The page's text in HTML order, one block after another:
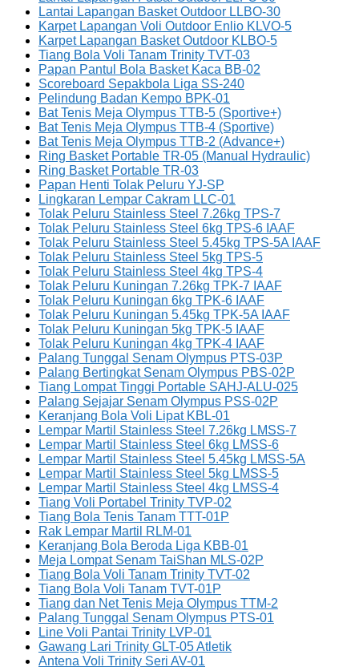
Lantai Lapangan Basket Outdoor LLBO-30
Karpet Lapangan Voli Outdoor Enlio KLVO-5
Karpet Lapangan Basket Outdoor KLBO-5
Tiang Bola Voli Tanam Trinity TVT-03
Papan Pantul Bola Basket Kaca BB-02
Scoreboard Sepakbola Liga SS-240
Pelindung Badan Kempo BPK-01
Bat Tenis Meja Olympus TTB-5 (Sportive+)
Bat Tenis Meja Olympus TTB-4 (Sportive)
Bat Tenis Meja Olympus TTB-2 (Advance+)
Ring Basket Portable TR-05 (Manual Hydraulic)
Ring Basket Portable TR-03
Papan Henti Tolak Peluru YJ-SP
Lingkaran Lempar Cakram LLC-01
Tolak Peluru Stainless Steel 7.26kg TPS-7
Tolak Peluru Stainless Steel 6kg TPS-6 IAAF
Tolak Peluru Stainless Steel 5.45kg TPS-5A IAAF
Tolak Peluru Stainless Steel 5kg TPS-5
Tolak Peluru Stainless Steel 4kg TPS-4
Tolak Peluru Kuningan 7.26kg TPK-7 IAAF
Tolak Peluru Kuningan 6kg TPK-6 IAAF
Tolak Peluru Kuningan 5.45kg TPK-5A IAAF
Tolak Peluru Kuningan 5kg TPK-5 IAAF
Tolak Peluru Kuningan 4kg TPK-4 IAAF
Palang Tunggal Senam Olympus PTS-03P
Palang Bertingkat Senam Olympus PBS-02P
Tiang Lompat Tinggi Portable SAHJ-ALU-025
Palang Sejajar Senam Olympus PSS-02P
Keranjang Bola Voli Lipat KBL-01
Lempar Martil Stainless Steel 7.26kg LMSS-7
Lempar Martil Stainless Steel 6kg LMSS-6
Lempar Martil Stainless Steel 5.45kg LMSS-5A
Lempar Martil Stainless Steel 5kg LMSS-5
Lempar Martil Stainless Steel 4kg LMSS-4
Tiang Voli Portabel Trinity TVP-02
Tiang Bola Tenis Tanam TTT-01P
Rak Lempar Martil RLM-01
Keranjang Bola Beroda Liga KBB-01
Meja Lompat Senam TaiShan MLS-02P
Tiang Bola Voli Tanam Trinity TVT-02
Tiang Bola Voli Tanam TVT-01P
Tiang dan Net Tenis Meja Olympus TTM-2
Palang Tunggal Senam Olympus PTS-01
Line Voli Pantai Trinity LVP-01
Gawang Lari Trinity GLT-05 Atletik
Antena Voli Trinity Seri AV-01